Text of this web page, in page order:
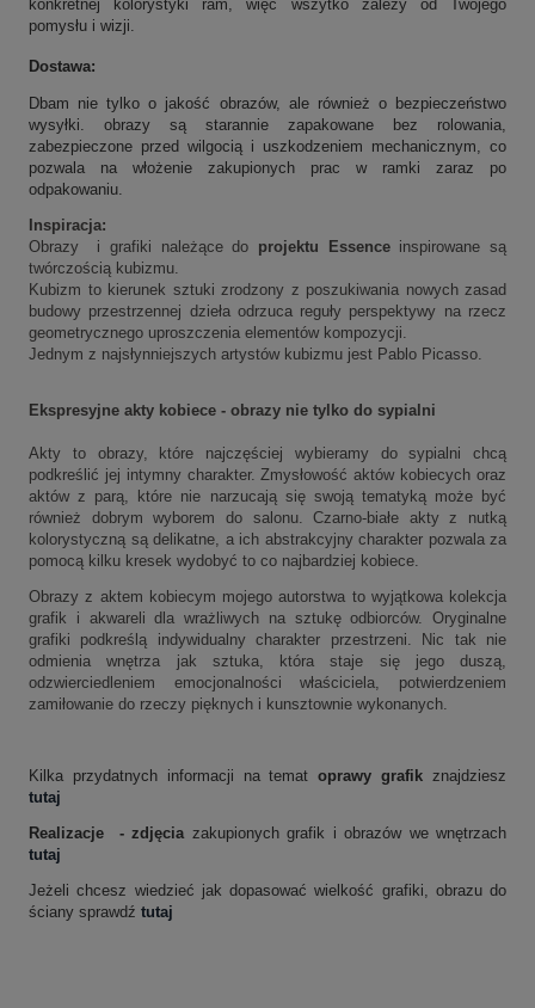
konkretnej kolorystyki ram, więc wszytko zależy od Twojego
pomysłu i wizji.
Dostawa:
Dbam nie tylko o jakość obrazów, ale również o bezpieczeństwo
wysyłki. obrazy są starannie zapakowane bez rolowania,
zabezpieczone przed wilgocią i uszkodzeniem mechanicznym, co
pozwala na włożenie zakupionych prac w ramki zaraz po
odpakowaniu.
Inspiracja:
Obrazy i grafiki należące do projektu Essenceinspirowane są
twórczością kubizmu.
Kubizm to kierunek sztuki zrodzony z poszukiwania nowych zasad
budowy przestrzennej dzieła odrzuca reguły perspektywy na rzecz
geometrycznego uproszczenia elementów kompozycji.
Jednym z najsłynniejszych artystów kubizmu jest Pablo Picasso.
Ekspresyjne akty kobiece - obrazy nie tylko do sypialni
Akty to obrazy, które najczęściej wybieramy do sypialni chcą
podkreślić jej intymny charakter. Zmysłowość aktów kobiecych oraz
aktów z parą, które nie narzucają się swoją tematyką może być
również dobrym wyborem do salonu. Czarno-białe akty z nutką
kolorystyczną są delikatne, a ich abstrakcyjny charakter pozwala za
pomocą kilku kresek wydobyć to co najbardziej kobiece.
Obrazy z aktem kobiecym mojego autorstwa to wyjątkowa kolekcja
grafik i akwareli dla wrażliwych na sztukę odbiorców. Oryginalne
grafiki podkreślą indywidualny charakter przestrzeni. Nic tak nie
odmienia wnętrza jak sztuka, która staje się jego duszą,
odzwierciedleniem emocjonalnościwłaściciela, potwierdzeniem
zamiłowanie do rzeczy pięknych i kunsztownie wykonanych.
Kilka przydatnych informacji na tematoprawy grafik znajdziesz
tutaj
Realizacje - zdjęciazakupionych grafik i obrazów we wnętrzach
tutaj
Jeżeli chcesz wiedzieć jak dopasować wielkość grafiki, obrazu do
ściany sprawdź tutaj